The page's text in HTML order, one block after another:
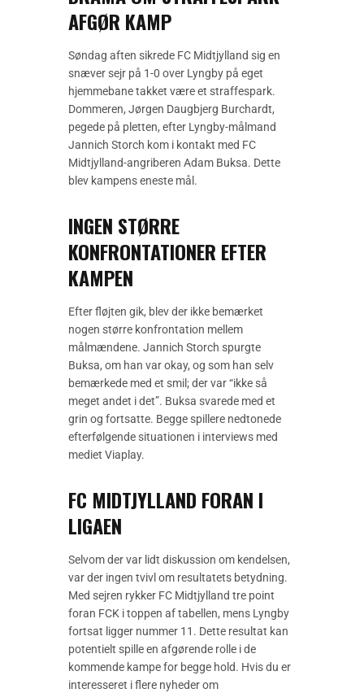
AFGØR KAMP
Søndag aften sikrede FC Midtjylland sig en
snæver sejr på 1-0 over Lyngby på eget
hjemmebane takket være et straffespark.
Dommeren, Jørgen Daugbjerg Burchardt,
pegede på pletten, efter Lyngby-målmand
Jannich Storch kom i kontakt med FC
Midtjylland-angriberen Adam Buksa. Dette
blev kampens eneste mål.
INGEN STØRRE
KONFRONTATIONER EFTER
KAMPEN
Efter fløjten gik, blev der ikke bemærket
nogen større konfrontation mellem
målmændene. Jannich Storch spurgte
Buksa, om han var okay, og som han selv
bemærkede med et smil; der var “ikke så
meget andet i det”. Buksa svarede med et
grin og fortsatte. Begge spillere nedtonede
efterfølgende situationen i interviews med
mediet Viaplay.
FC MIDTJYLLAND FORAN I
LIGAEN
Selvom der var lidt diskussion om kendelsen,
var der ingen tvivl om resultatets betydning.
Med sejren rykker FC Midtjylland tre point
foran FCK i toppen af tabellen, mens Lyngby
fortsat ligger nummer 11. Dette resultat kan
potentielt spille en afgørende rolle i de
kommende kampe for begge hold. Hvis du er
interesseret i flere nyheder om